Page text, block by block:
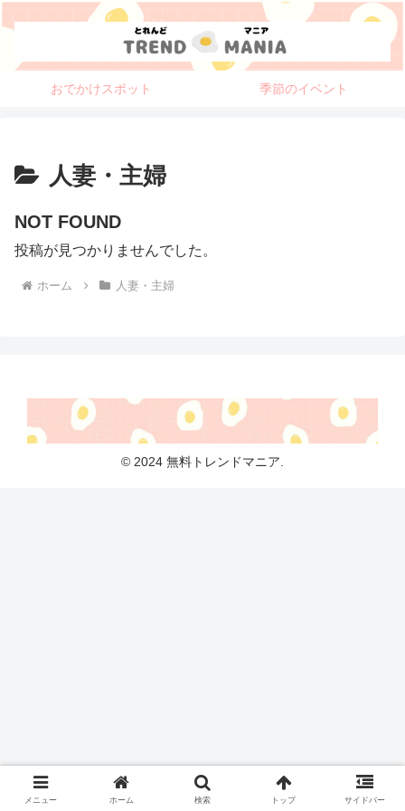
おでかけスポット 季節のイベント
人妻・主婦
NOT FOUND
投稿が見つかりませんでした。
ホーム 人妻・主婦
© 2024 無料トレンドマニア.
メニュー ホーム 検索 トップ サイドバー